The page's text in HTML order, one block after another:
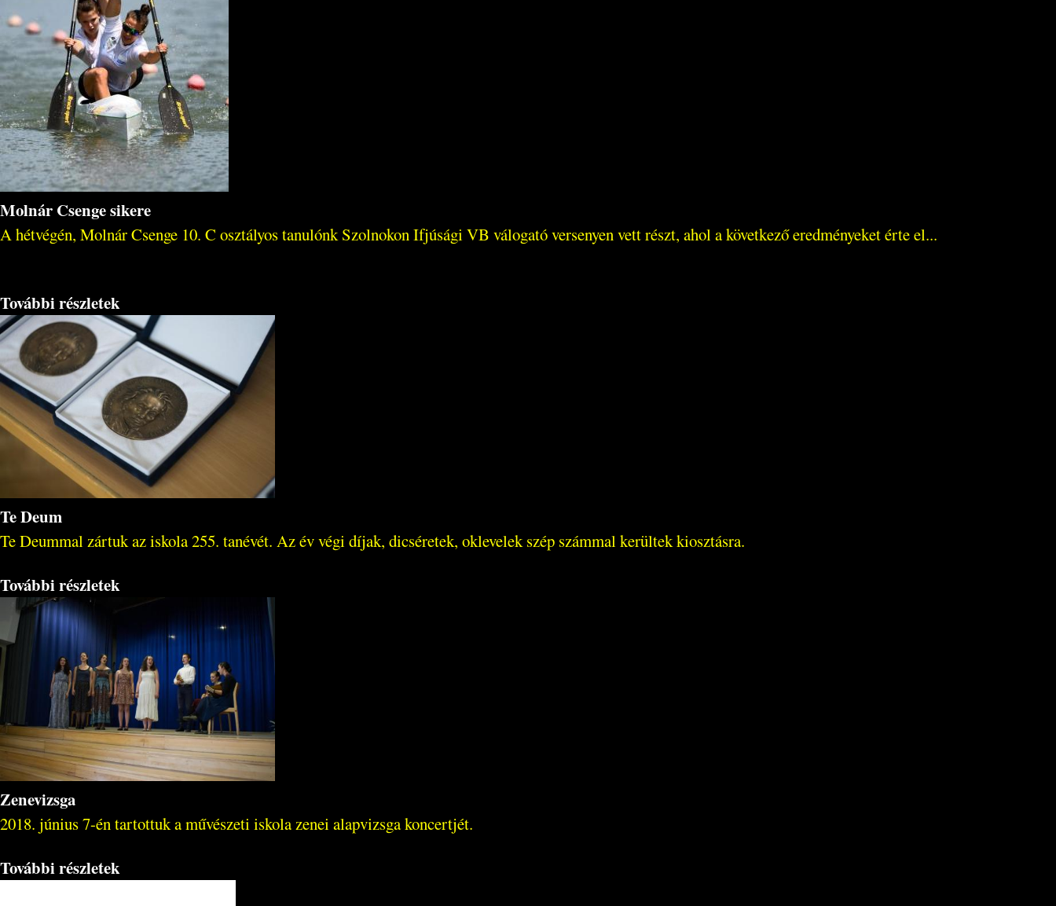
Molnár Csenge sikere
A hétvégén, Molnár Csenge 10. C osztályos tanulónk Szolnokon Ifjúsági VB válogató versenyen vett részt, ahol a következő eredményeket érte el...
További részletek
Te Deum
Te Deummal zártuk az iskola 255. tanévét. Az év végi díjak, dicséretek, oklevelek szép számmal kerültek kiosztásra.
További részletek
Zenevizsga
2018. június 7-én tartottuk a művészeti iskola zenei alapvizsga koncertjét.
További részletek